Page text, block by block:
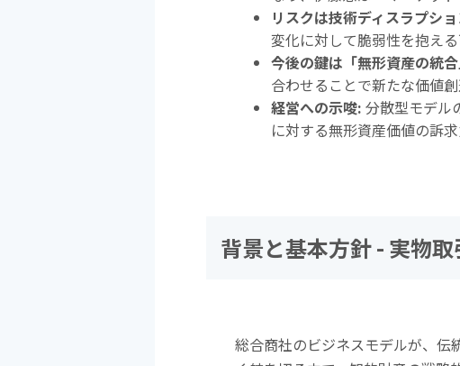
リスクは技術ディスラプシ
変化に対して脆弱性を抱える
今後の鍵は「無形資産の統合
合わせることで新たな価値
経営への示唆: 分散型モデル
に対する無形資産価値の訴
背景と基本方針- 実物
総合商社のビジネスモデルが、伝